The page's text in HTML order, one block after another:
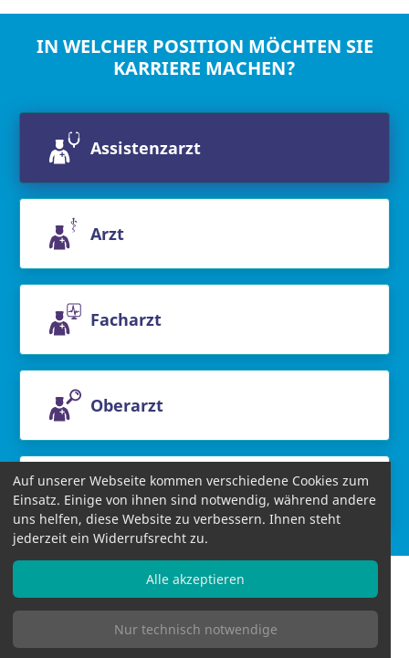
IN WELCHER POSITION MÖCHTEN SIE
KARRIERE MACHEN?
Assistenzarzt
Arzt
Facharzt
Oberarzt
Chefarzt
AGB Datenschutzbestimmungen
Bildnachweise
Auf unserer Webseite kommen verschiedene Cookies zum
Einsatz. Einige von ihnen sind notwendig, während andere
uns helfen, diese Website zu verbessern. Ihnen steht
jederzeit ein Widerrufsrecht zu.
Nur technisch notwendige
Alle akzeptieren